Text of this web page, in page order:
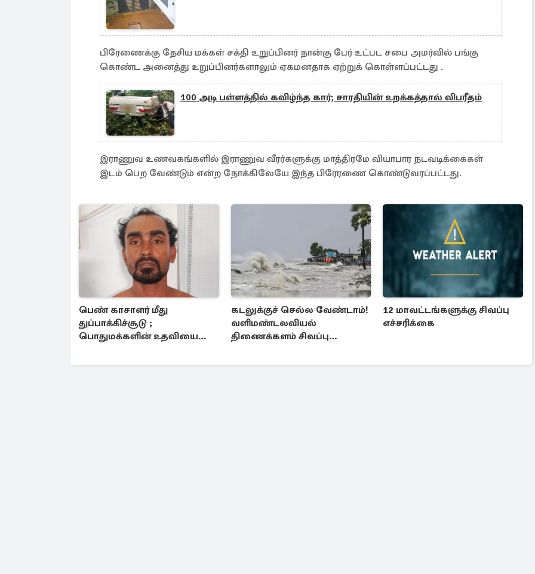
பிரேணைக்கு தேசிய மக்கள் சக்தி உறுப்பினர் நான்கு பேர் உட்பட சபை அமர்வில் பங்கு
கொண்ட அனைத்து உறுப்பினர்களாலும் ஏகமனதாக ஏற்றுக் கொள்ளப்பட்டது .
100 அடி பள்ளத்தில் கவிழ்ந்த கார்; சாரதியின் உறக்கத்தால் விபரீதம்
இராணுவ உணவகங்களில் இராணுவ வீரர்களுக்கு மாத்திரமே வியாபார நடவடிக்கைகள்
இடம் பெற வேண்டும் என்ற நோக்கிலேயே இந்த பிரேரணை கொண்டுவரப்பட்டது.
பெண் காசாளர் மீது
துப்பாக்கிச்சூடு ;
பொதுமக்களின் உதவியை
கடலுக்குச் செல்ல வேண்டாம்!
வளிமண்டலவியல்
திணைக்களம் சிவப்பு
12 மாவட்டங்களுக்கு சிவப்பு
எச்சரிக்கை